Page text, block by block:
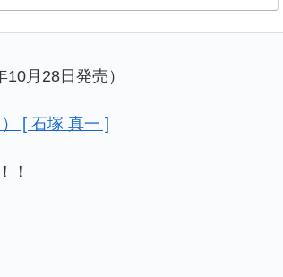
月28日発売）
[ 石塚 真一 ]
！